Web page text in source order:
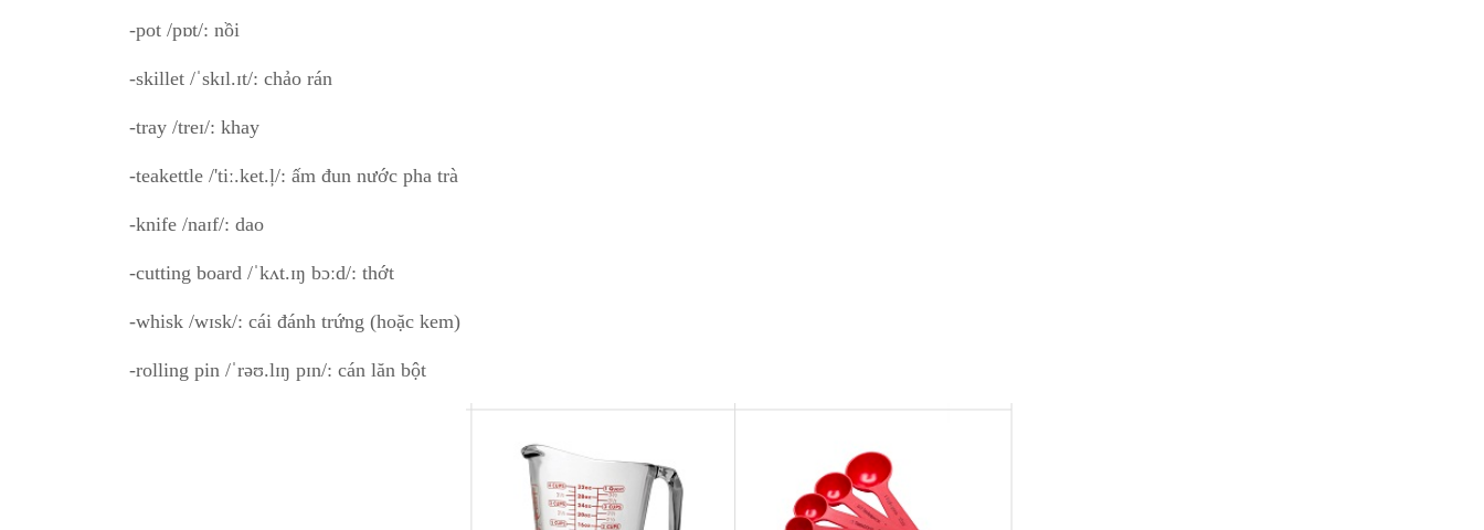
-pot /pɒt/: nồi
-skillet /ˈskɪl.ɪt/: chảo rán
-tray /treɪ/: khay
-teakettle /'tiː.ket.ļ/: ấm đun nước pha trà
-knife /naɪf/: dao
-cutting board /ˈkʌt.ɪŋ bɔːd/: thớt
-whisk /wɪsk/: cái đánh trứng (hoặc kem)
-rolling pin /ˈrəʊ.lɪŋ pɪn/: cán lăn bột